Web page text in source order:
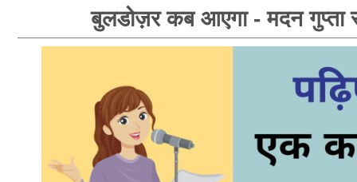
बुलडोज़र कब आएगा - मदन गुप्ता